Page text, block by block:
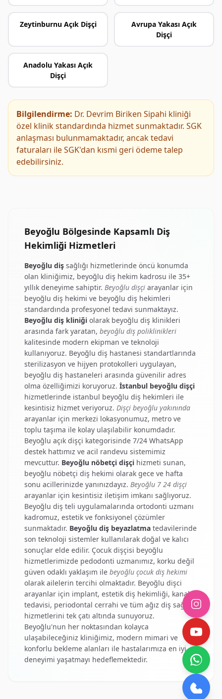
Zeytinburnu Açık Dişçi
Avrupa Yakası Açık
Dişçi
Anadolu Yakası Açık
Dişçi
Bilgilendirme: Dr. Devrim Biriken Sipahi kliniği
özel klinik standardında hizmet sunmaktadır. SGK
anlaşması bulunmamaktadır, ancak tedavi
faturaları ile SGK'dan kısmi geri ödeme talep
edebilirsiniz.
Beyoğlu Bölgesinde Kapsamlı Diş
Hekimliği Hizmetleri
Beyoğlu diş sağlığı hizmetlerinde öncü konumda
olan kliniğimiz, beyoğlu diş hekim kadrosu ile 35+
yıllık deneyime sahiptir. Beyoğlu dişçi arayanlar için
beyoğlu diş hekimi ve beyoğlu diş hekimleri
standardında profesyonel tedavi sunmaktayız.
Beyoğlu diş kliniği olarak beyoğlu diş klinikleri
arasında fark yaratan, beyoğlu diş poliklinikleri
kalitesinde modern ekipman ve teknoloji
kullanıyoruz. Beyoğlu diş hastanesi standartlarında
sterilizasyon ve hijyen protokolleri uygulayan,
beyoğlu diş hastaneleri arasında güvenilir adres
olma özelliğimizi koruyoruz. İstanbul beyoğlu dişçi
hizmetlerinde istanbul beyoğlu diş hekimleri ile
kesintisiz hizmet veriyoruz. Dişçi beyoğlu yakınında
arayanlar için merkezi lokasyonumuz, metro ve
toplu taşıma ile kolay ulaşılabilir konumdadır.
Beyoğlu açık dişçi kategorisinde 7/24 WhatsApp
destek hattımız ve acil randevu sistemimiz
mevcuttur. Beyoğlu nöbetçi dişçi hizmeti sunan,
beyoğlu nöbetçi diş hekimi olarak gece ve hafta
sonu acillerinizde yanınızdayız. Beyoğlu 7 24 dişçi
arayanlar için kesintisiz iletişim imkanı sağlıyoruz.
Beyoğlu diş teli uygulamalarında ortodonti uzmanı
kadromuz, estetik ve fonksiyonel çözümler
sunmaktadır. Beyoğlu diş beyazlatma tedavilerinde
son teknoloji sistemler kullanılarak doğal ve kalıcı
sonuçlar elde edilir. Çocuk dişçisi beyoğlu
hizmetlerimizde pedodonti uzmanımız, korku değil
güven odaklı yaklaşım ile beyoğlu çocuk diş hekimi
olarak ailelerin tercihi olmaktadır. Beyoğlu dişci
arayanlar için implant, estetik diş hekimliği, kanal
tedavisi, periodontal cerrahi ve tüm ağız diş sağlığı
hizmetlerini tek çatı altında sunuyoruz.
Beyoğlu'nun her noktasından kolayca
ulaşabileceğiniz kliniğimiz, modern mimari ve
konforlu bekleme alanları ile hastalarımıza en iyi
deneyimi yaşatmayı hedeflemektedir.